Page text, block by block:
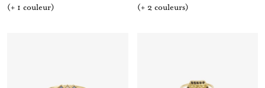
(+ 1 couleur) (+ 2 couleurs)